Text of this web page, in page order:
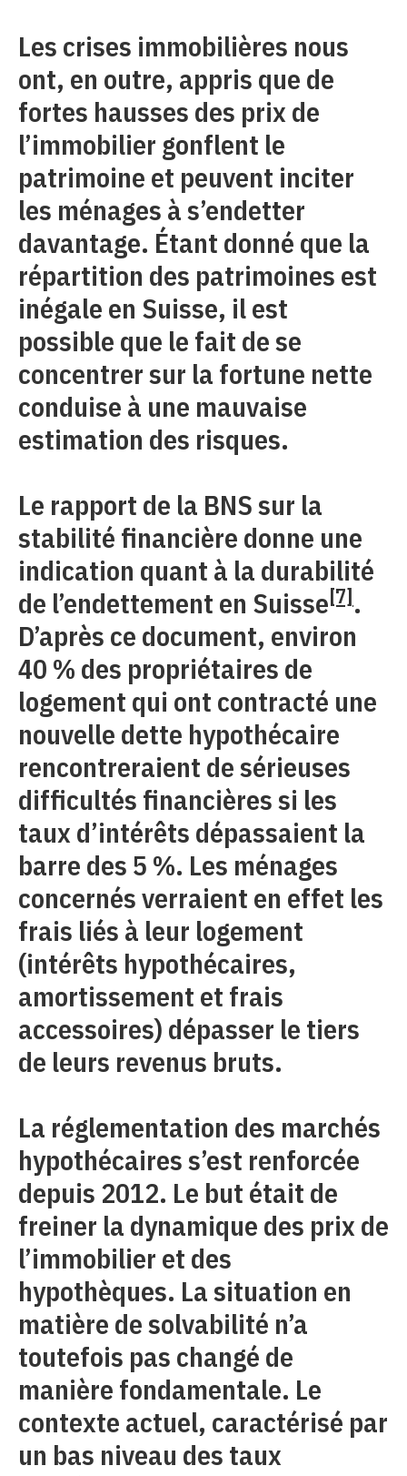
Les crises immobilières nous
ont, en outre, appris que de
fortes hausses des prix de
l’immobilier gonflent le
patrimoine et peuvent inciter
les ménages à s’endetter
davantage. Étant donné que la
répartition des patrimoines est
inégale en Suisse, il est
possible que le fait de se
concentrer sur la fortune nette
conduise à une mauvaise
estimation des risques.
Le rapport de la BNS sur la
stabilité financière donne une
indication quant à la durabilité
de l’endettement en Suisse[7].
D’après ce document, environ
40 % des propriétaires de
logement qui ont contracté une
nouvelle dette hypothécaire
rencontreraient de sérieuses
difficultés financières si les
taux d’intérêts dépassaient la
barre des 5 %. Les ménages
concernés verraient en effet les
frais liés à leur logement
(intérêts hypothécaires,
amortissement et frais
accessoires) dépasser le tiers
de leurs revenus bruts.
La réglementation des marchés
hypothécaires s’est renforcée
depuis 2012. Le but était de
freiner la dynamique des prix de
l’immobilier et des
hypothèques. La situation en
matière de solvabilité n’a
toutefois pas changé de
manière fondamentale. Le
contexte actuel, caractérisé par
un bas niveau des taux